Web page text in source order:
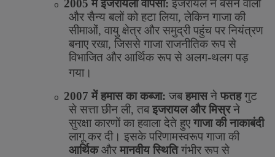
o 2005 में इजरायली वापसी: इजरायल ने बसने वालों
और सैन्य बलों को हटा लिया, लेकिन गाजा की
सीमाओं, वायु क्षेत्र और समुद्री पहुंच पर नियंत्रण
बनाए रखा, जिससे गाजा राजनीतिक रूप से
विभाजित और आर्थिक रूप से अलग-थलग पड़
गया।
o 2007 में हमास का कब्जा: जब हमास ने फतह गुट
से सत्ता छीन ली, तब इजरायल और मिस्र ने
सुरक्षा कारणों का हवाला देते हुए गाजा की नाकाबंदी
लागू कर दी। इसके परिणामस्वरूप गाजा की
आर्थिक और मानवीय स्थिति गंभीर रूप से